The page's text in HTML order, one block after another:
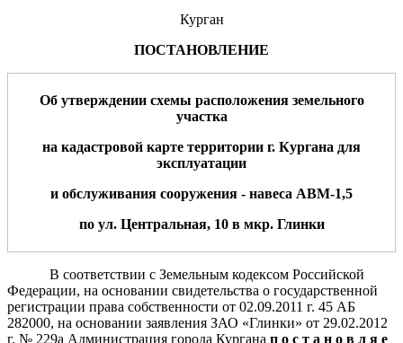
Курган
ПОСТАНОВЛЕНИЕ
Об утверждении схемы расположения земельного
участка
на кадастровой карте территории г. Кургана для
эксплуатации
и обслуживания сооружения - навеса АВМ-1,5
по ул. Центральная, 10 в мкр. Глинки
В соответствии с Земельным кодексом Российской
Федерации, на основании свидетельства о государственной
регистрации права собственности от 02.09.2011 г. 45 АБ
282000, на основании заявления ЗАО «Глинки» от 29.02.2012
г. № 229а Администрация города Кургана п о с т а н о в л я е